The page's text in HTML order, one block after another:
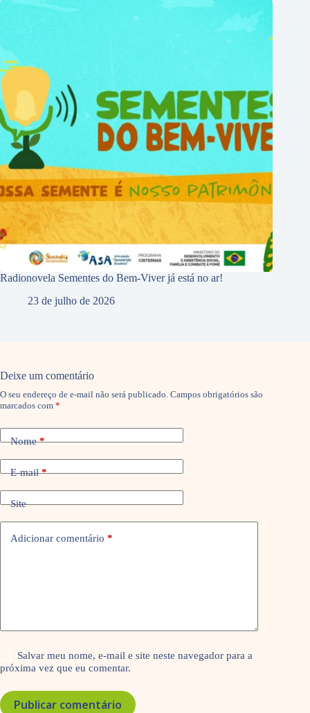
Radionovela Sementes do Bem-Viver já está no ar!
23 de julho de 2026
Deixe um comentário
O seu endereço de e-mail não será publicado. Campos obrigatórios são
marcados com *
Nome*
E-mail*
Site
Adicionar comentário *
Salvar meu nome, e-mail e site neste navegador para a
próxima vez que eu comentar.
Publicar comentário